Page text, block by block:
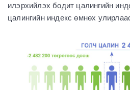
илэрхийлэх бодит цалингийн
цалингийн индекс өмнөх